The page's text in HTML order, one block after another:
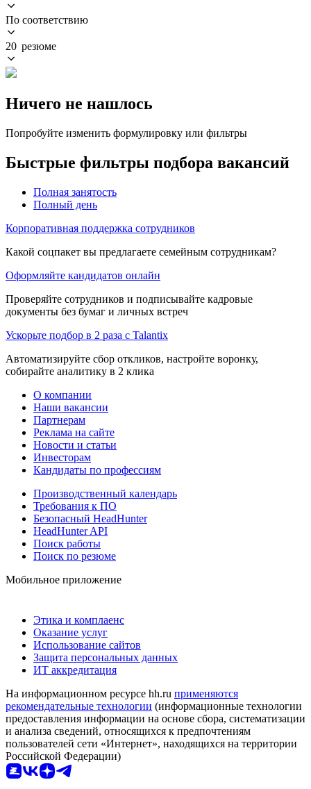
По соответствию
20 резюме
Ничего не нашлось
Попробуйте изменить формулировку или фильтры
Быстрые фильтры подбора вакансий
Полная занятость
Полный день
Корпоративная поддержка сотрудников
Какой соцпакет вы предлагаете семейным сотрудникам?
Оформляйте кандидатов онлайн
Проверяйте сотрудников и подписывайте кадровые
документы без бумаг и личных встреч
Ускорьте подбор в 2 раза с Talantix
Автоматизируйте сбор откликов, настройте воронку,
собирайте аналитику в 2 клика
О компании
Наши вакансии
Партнерам
Реклама на сайте
Новости и статьи
Инвесторам
Кандидаты по профессиям
Производственный календарь
Требования к ПО
Безопасный HeadHunter
HeadHunter API
Поиск работы
Поиск по резюме
Мобильное приложение
Этика и комплаенс
Оказание услуг
Использование сайтов
Защита персональных данных
ИТ аккредитация
На информационном ресурсе hh.ru применяются
рекомендательные технологии (информационные технологии
предоставления информации на основе сбора, систематизации
и анализа сведений, относящихся к предпочтениям
пользователей сети «Интернет», находящихся на территории
Российской Федерации)